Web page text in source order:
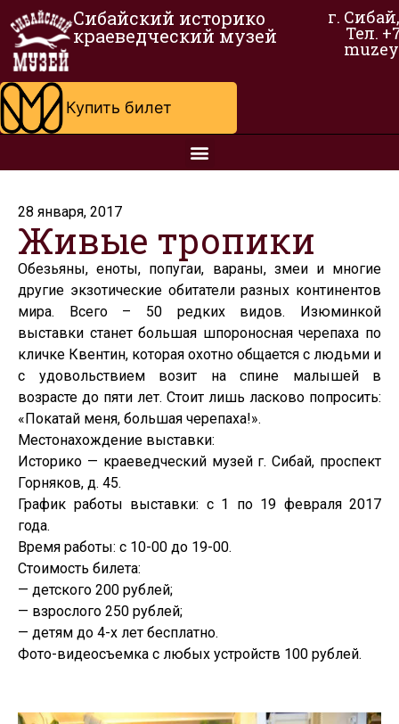
Сибайский историко
краеведческий музей
г.
Тел.
Купить билет
28 января, 2017
Живые тропики
Обезьяны, еноты, попугаи, вараны, змеи и многие
другие экзотические обитатели разных континентов
мира. Всего – 50 редких видов. Изюминкой
выставки станет большая шпороносная черепаха по
кличке Квентин, которая охотно общается с людьми и
с удовольствием возит на спине малышей в
возрасте до пяти лет. Стоит лишь ласково попросить:
«Покатай меня, большая черепаха!».
Местонахождение выставки:
Историко — краеведческий музей г. Сибай, проспект
Горняков, д. 45.
График работы выставки: с 1 по 19 февраля 2017
года.
Время работы: с 10-00 до 19-00.
Стоимость билета:
— детского 200 рублей;
— взрослого 250 рублей;
— детям до 4-х лет бесплатно.
Фото-видеосъемка с любых устройств 100 рублей.